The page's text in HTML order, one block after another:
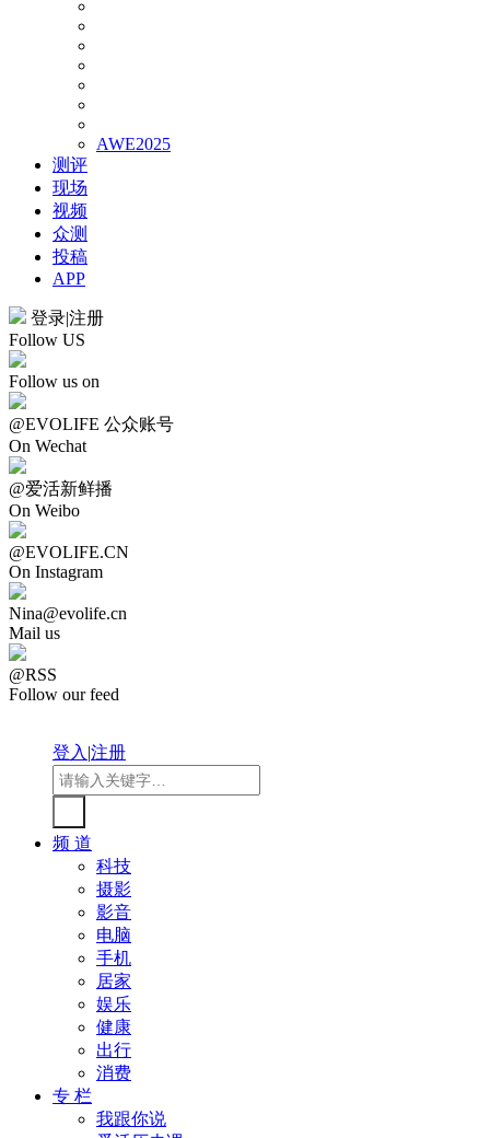
AWE2025
测评
现场
视频
众测
投稿
APP
登录|注册
Follow US
Follow us on
@EVOLIFE 公众账号
On Wechat
@爱活新鲜播
On Weibo
@EVOLIFE.CN
On Instagram
Nina@evolife.cn
Mail us
@RSS
Follow our feed
登入|注册
频 道
科技
摄影
影音
电脑
手机
居家
娱乐
健康
出行
消费
专 栏
我跟你说